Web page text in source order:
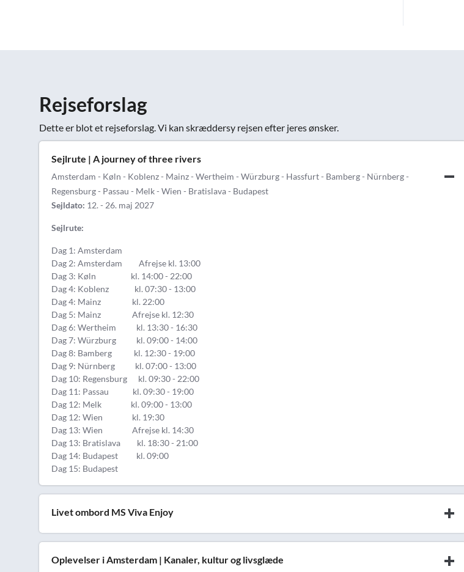
Rejseforslag
Dette er blot et rejseforslag. Vi kan skræddersy rejsen efter jeres ønsker.
Sejlrute | A journey of three rivers
Amsterdam - Køln - Koblenz - Mainz - Wertheim - Würzburg - Hassfurt - Bamberg - Nürnberg -
Regensburg - Passau - Melk - Wien - Bratislava - Budapest
Sejldato: 12. - 26. maj 2027
Sejlrute:
Dag 1: Amsterdam
Dag 2: Amsterdam Afrejse kl. 13:00
Dag 3: Køln kl. 14:00 - 22:00
Dag 4: Koblenz kl. 07:30 - 13:00
Dag 4: Mainz kl. 22:00
Dag 5: Mainz Afrejse kl. 12:30
Dag 6: Wertheim kl. 13:30 - 16:30
Dag 7: Würzburg kl. 09:00 - 14:00
Dag 8: Bamberg kl. 12:30 - 19:00
Dag 9: Nürnberg kl. 07:00 - 13:00
Dag 10: Regensburg kl. 09:30 - 22:00
Dag 11: Passau kl. 09:30 - 19:00
Dag 12: Melk kl. 09:00 - 13:00
Dag 12: Wien kl. 19:30
Dag 13: Wien Afrejse kl. 14:30
Dag 13: Bratislava kl. 18:30 - 21:00
Dag 14: Budapest kl. 09:00
Dag 15: Budapest
Livet ombord MS Viva Enjoy
Oplevelser i Amsterdam | Kanaler, kultur og livsglæde